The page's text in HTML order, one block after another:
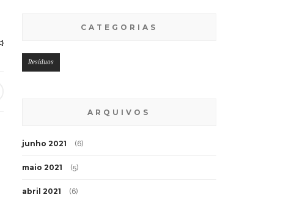
CATEGORIAS
Resíduos
ARQUIVOS
junho 2021 (6)
maio 2021 (5)
abril 2021 (6)